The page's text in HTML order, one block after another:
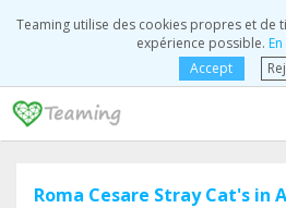
Teaming utilise des cookies propres et de
expérience possible.
Accept
Roma Cesare Stray Cat's in